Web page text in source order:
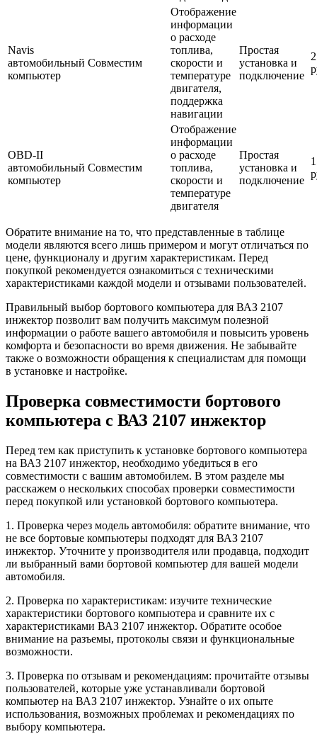
Navis
автомобильный
компьютер
Совместим
Отображение
информации
о расходе
топлива,
скорости и
температуре
двигателя,
поддержка
навигации
Простая
установка и
подключение
OBD-II
автомобильный
компьютер
Совместим
Отображение
информации
о расходе
топлива,
скорости и
температуре
двигателя
Простая
установка и
подключение
Обратите внимание на то, что представленные в таблице
модели являются всего лишь примером и могут отличаться по
цене, функционалу и другим характеристикам. Перед
покупкой рекомендуется ознакомиться с техническими
характеристиками каждой модели и отзывами пользователей.
Правильный выбор бортового компьютера для ВАЗ 2107
инжектор позволит вам получить максимум полезной
информации о работе вашего автомобиля и повысить уровень
комфорта и безопасности во время движения. Не забывайте
также о возможности обращения к специалистам для помощи
в установке и настройке.
Проверка совместимости бортового
компьютера с ВАЗ 2107 инжектор
Перед тем как приступить к установке бортового компьютера
на ВАЗ 2107 инжектор, необходимо убедиться в его
совместимости с вашим автомобилем. В этом разделе мы
расскажем о нескольких способах проверки совместимости
перед покупкой или установкой бортового компьютера.
1. Проверка через модель автомобиля: обратите внимание, что
не все бортовые компьютеры подходят для ВАЗ 2107
инжектор. Уточните у производителя или продавца, подходит
ли выбранный вами бортовой компьютер для вашей модели
автомобиля.
2. Проверка по характеристикам: изучите технические
характеристики бортового компьютера и сравните их с
характеристиками ВАЗ 2107 инжектор. Обратите особое
внимание на разъемы, протоколы связи и функциональные
возможности.
3. Проверка по отзывам и рекомендациям: прочитайте отзывы
пользователей, которые уже устанавливали бортовой
компьютер на ВАЗ 2107 инжектор. Узнайте о их опыте
использования, возможных проблемах и рекомендациях по
выбору компьютера.